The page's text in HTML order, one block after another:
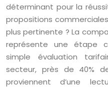
déterminant pour la
propositions
plus pertinente ? La
représente une étape
simple évaluation
secteur, près de 40%
proviennent d’une